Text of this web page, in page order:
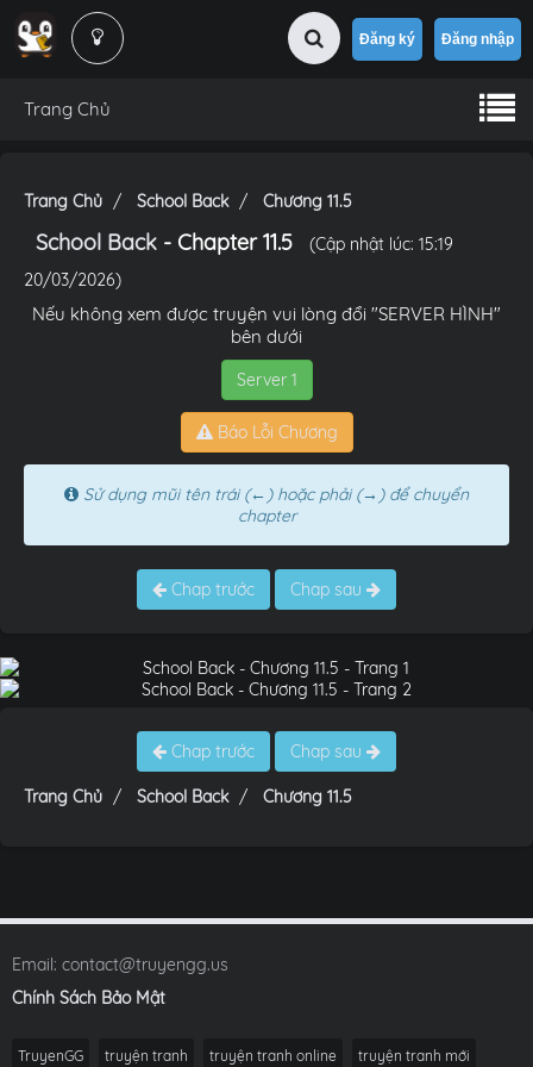
Đăng ký Đăng nhập
Trang Chủ
Trang Chủ School Back Chương 11.5
School Back - Chapter 11.5
(Cập nhật lúc: 15:19
20/03/2026)
Nếu không xem được truyện vui lòng đổi "SERVER HÌNH"
bên dưới
Server 1
Báo Lỗi Chương
Sử dụng mũi tên trái (←) hoặc phải (→) để chuyển
chapter
Chap trước Chap sau
Chap trước Chap sau
Trang Chủ School Back Chương 11.5
Email: contact@truyengg.us
Chính Sách Bảo Mật
TruyenGG truyện tranh truyện tranh online truyện tranh mới